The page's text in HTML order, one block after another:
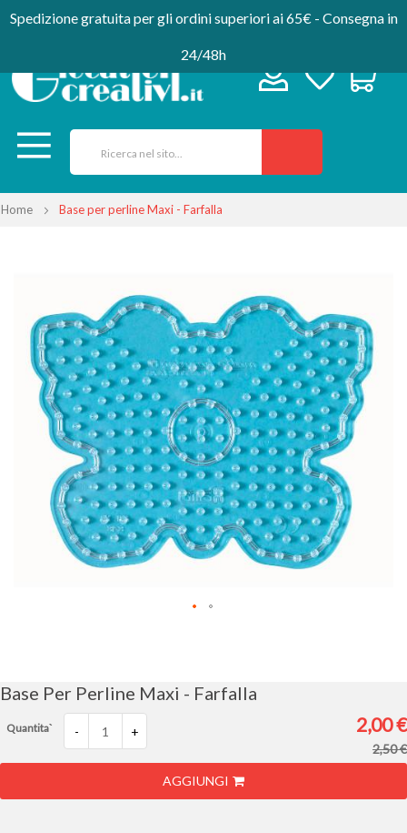
Spedizione gratuita per gli ordini superiori ai 65€ - Consegna in
24/48h
Home Base per perline Maxi - Farfalla
galleria
immagini
galleria
di
immagini
Base Per Perline Maxi - Farfalla
Quantita` - +
AGGIUNGI
2,00 €
2,50 €